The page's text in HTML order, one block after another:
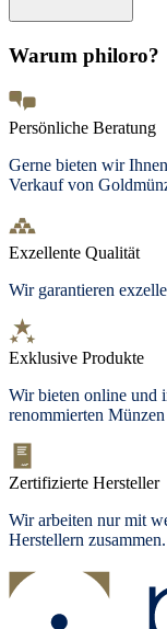
Warum philoro?
Persönliche Beratung
Gerne bieten wir
Verkauf von
Exzellente Qualität
Wir garantieren
Exklusive Produkte
Wir bieten online und
renommierten
Zertifizierte Hersteller
Wir arbeiten nur mit
Herstellern zusammen.